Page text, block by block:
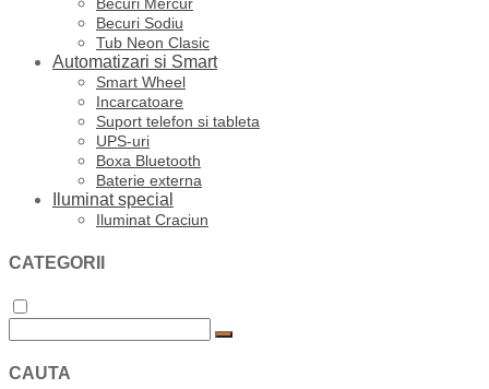
Becuri Mercur
Becuri Sodiu
Tub Neon Clasic
Automatizari si Smart
Smart Wheel
Incarcatoare
Suport telefon si tableta
UPS-uri
Boxa Bluetooth
Baterie externa
Iluminat special
Iluminat Craciun
CATEGORII
CAUTA